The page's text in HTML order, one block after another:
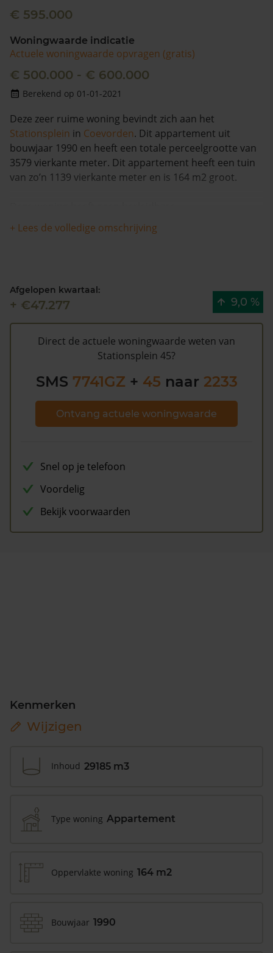
€ 595.000
Woningwaarde indicatie
Actuele woningwaarde opvragen (gratis)
€ 500.000 - € 600.000
Berekend op 01-01-2021
Deze zeer ruime woning bevindt zich aan het
Stationsplein in Coevorden. Dit appartement uit
bouwjaar 1990 en heeft een totale perceelgrootte van
3579 vierkante meter. Dit appartement heeft een tuin
van zo’n 1139 vierkante meter en is 164 m2 groot.
koopsominformatie en is in de afgelopen 12 maanden
met meer dan 15% in waarde gestegen. De woning is
€285.000 (2020). Volgens Kadasterdata is de kans laag
dat deze waarde te hoog is en dat er bespaard zou
kunnen worden op de gemeentelijke belastingen. Met
gratis WOZ alarmbent u elk jaar op de hoogte van
uw laatste WOZ waarde en kansen op besparing.
+ Lees de volledige omschrijving
Afgelopen kwartaal:
+ €47.277 9,0 %
Direct de actuele woningwaarde weten van
Stationsplein 45?
SMS 7741GZ + 45 naar 2233
Ontvang actuele woningwaarde
Snel op je telefoon
Voordelig
Bekijk voorwaarden
Kenmerken
Wijzigen
Inhoud 29185 m3
Type woning Appartement
Oppervlakte woning 164 m2
Bouwjaar 1990